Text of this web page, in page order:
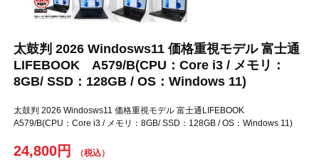
太鼓判 2026 Windosws11 価格重視モデル 富士通
LIFEBOOK A579/B(CPU：Core i3 / メモリ：
8GB/ SSD：128GB / OS：Windows 11)
太鼓判 2026 Windosws11 価格重視モデル 富士通LIFEBOOK
A579/B(CPU：Core i3 / メモリ：8GB/ SSD：128GB / OS：Windows 11)
24,800円